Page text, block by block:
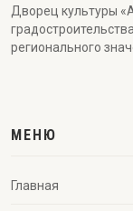
Дворец культуры
регионального
МЕНЮ
Главная